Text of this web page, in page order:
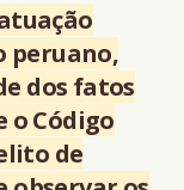
peruano,
dos fatos
Código
de